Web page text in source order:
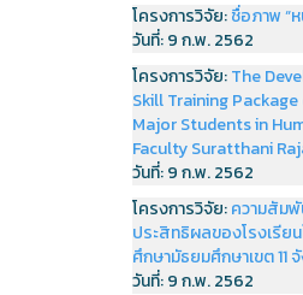
โครงการวิจัย:ชื่อภาพ “
วันที่:9 ก.พ. 2562
โครงการวิจัย:The
Skill Training
Major Students in
Faculty Suratthani
วันที่:9 ก.พ. 2562
โครงการวิจัย:ความสัมพั
ประสิทธิผลของโรงเรีย
ศึกษามัธยมศึกษาเขต 11
วันที่:9 ก.พ. 2562